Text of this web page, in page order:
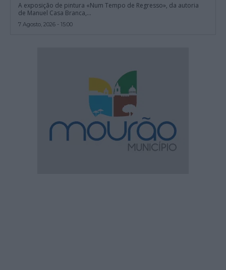
A exposição de pintura «Num Tempo de Regresso», da autoria
de Manuel Casa Branca,...
7 Agosto, 2026 - 15:00